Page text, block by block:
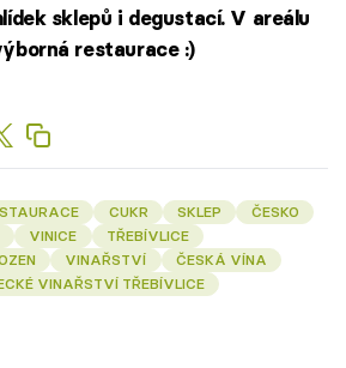
sklepů i degustací. V areálu
restaurace :)
CUKR SKLEP
ČESKO
VINICE
TŘEBÍVLICE
VINAŘSTVÍ
ČESKÁ VÍNA
VINAŘSTVÍ TŘEBÍVLICE